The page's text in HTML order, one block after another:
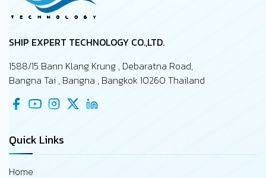
SHIP EXPERT TECHNOLOGY CO.,LTD.
1588/15 Bann Klang Krung , Debaratna Road,
Bangna Tai , Bangna , Bangkok 10260 Thailand
Quick Links
Home